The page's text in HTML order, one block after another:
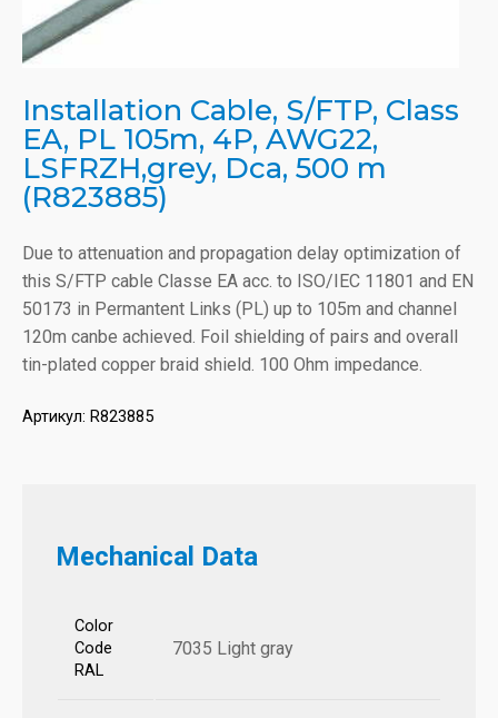
Installation Cable, S/FTP, Class
EA, PL 105m, 4P, AWG22,
LSFRZH,grey, Dca, 500 m
(R823885)
Due to attenuation and propagation delay optimization of
this S/FTP cable Classe EA acc. to ISO/IEC 11801 and EN
50173 in Permantent Links (PL) up to 105m and channel
120m canbe achieved. Foil shielding of pairs and overall
tin-plated copper braid shield. 100 Ohm impedance.
Артикул: R823885
Mechanical Data
Color
Code
RAL
7035 Light gray